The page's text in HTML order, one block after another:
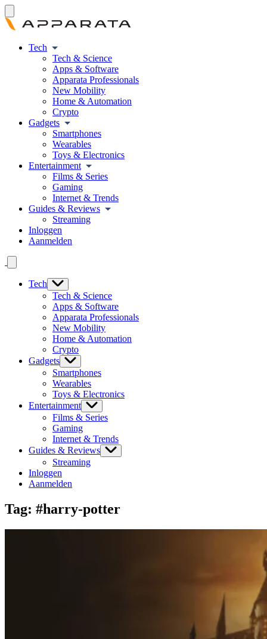
Tech
Tech & Science
Apps & Software
Apparata Professionals
New Mobility
Home & Automation
Crypto
Gadgets
Smartphones
Wearables
Toys & Electronics
Entertainment
Films & Series
Gaming
Internet & Trends
Guides & Reviews
Streaming
Inloggen
Aanmelden
Tech
Tech & Science
Apps & Software
Apparata Professionals
New Mobility
Home & Automation
Crypto
Gadgets
Smartphones
Wearables
Toys & Electronics
Entertainment
Films & Series
Gaming
Internet & Trends
Guides & Reviews
Streaming
Inloggen
Aanmelden
Tag: #harry-potter